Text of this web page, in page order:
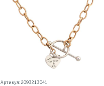
Артикул: 2093213041